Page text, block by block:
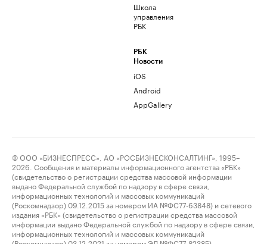
Школа
управления
РБК
РБК
Новости
iOS
Android
AppGallery
© ООО «БИЗНЕСПРЕСС», АО «РОСБИЗНЕСКОНСАЛТИНГ», 1995–
2026. Сообщения и материалы информационного агентства «РБК»
(свидетельство о регистрации средства массовой информации
выдано Федеральной службой по надзору в сфере связи,
информационных технологий и массовых коммуникаций
(Роскомнадзор) 09.12.2015 за номером ИА №ФС77-63848) и сетевого
издания «РБК» (свидетельство о регистрации средства массовой
информации выдано Федеральной службой по надзору в сфере связи,
информационных технологий и массовых коммуникаций